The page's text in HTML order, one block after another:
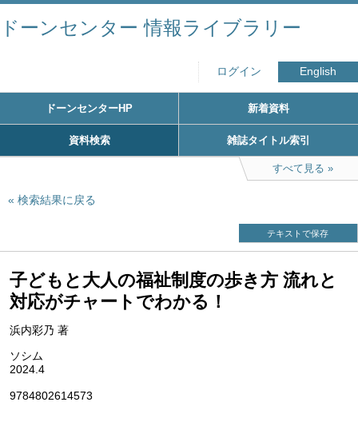
ドーンセンター 情報ライブラリー
ログイン English
ドーンセンターHP 新着資料
資料検索 雑誌タイトル索引
すべて見る
検索結果に戻る
テキストで保存
子どもと大人の福祉制度の歩き方 流れと
対応がチャートでわかる！
浜内彩乃 著
ソシム
2024.4
9784802614573